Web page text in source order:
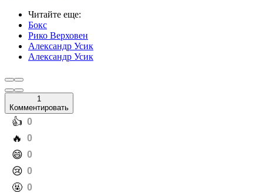
Читайте еще:
Бокс
Рико Верховен
Александр Усик
Александр Усик
1
Комментировать
️👍 0
️🔥 0
️😄 0
️😢 0
️🤬 0